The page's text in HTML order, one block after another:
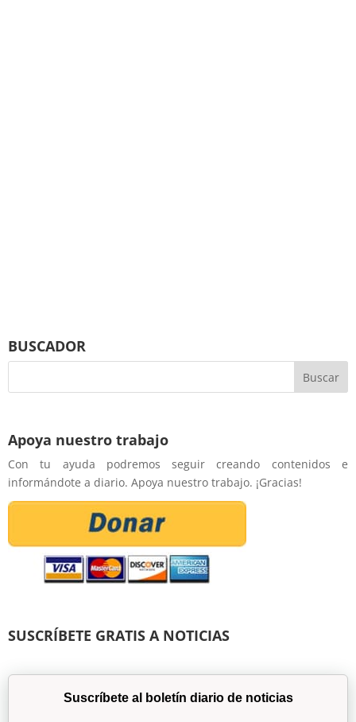
BUSCADOR
Apoya nuestro trabajo
Con tu ayuda podremos seguir creando contenidos e
informándote a diario. Apoya nuestro trabajo. ¡Gracias!
SUSCRÍBETE GRATIS A NOTICIAS
Suscríbete al boletín diario de noticias